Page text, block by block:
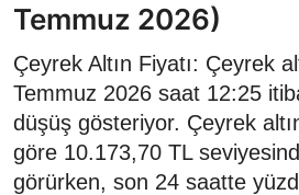
Temmuz 2026)
Çeyrek Altın Fiyatı: Çeyrek
Temmuz 2026 saat 12:25
düşüş gösteriyor. Çeyrek
göre 10.173,70 TL
görürken, son 24 saatte